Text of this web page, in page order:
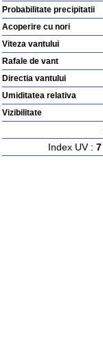
Probabilitate precipitatii
Acoperire cu nori
Viteza vantului
Rafale de vant
Directia vantului
Umiditatea relativa
Vizibilitate
Index UV : 7